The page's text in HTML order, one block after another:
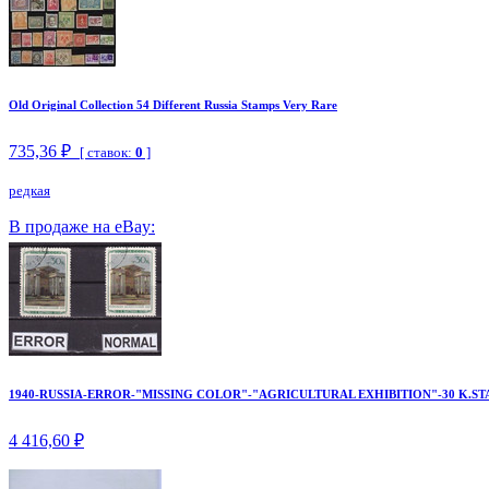
Old Original Collection 54 Different Russia Stamps Very Rare
735,36 ₽ [ ставок: 0 ]
редкая
В продаже на eBay:
1940-RUSSIA-ERROR-"MISSING COLOR"-"AGRICULTURAL EXHIBITION"-30
4 416,60 ₽